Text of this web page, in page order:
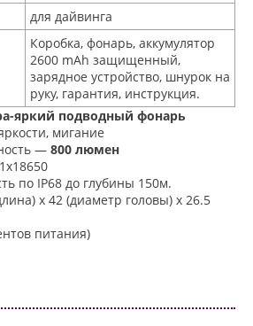
для дайвинга
Коробка, фонарь, аккумулятор
2600 mAh защищенный,
зарядное устройство, шнурок на
руку, гарантия, инструкция.
яркий подводный фонарь
мигание
— 800 люмен
по IP68 до глубины 150м.
x 42 (диаметр головы) x 26.5
питания)